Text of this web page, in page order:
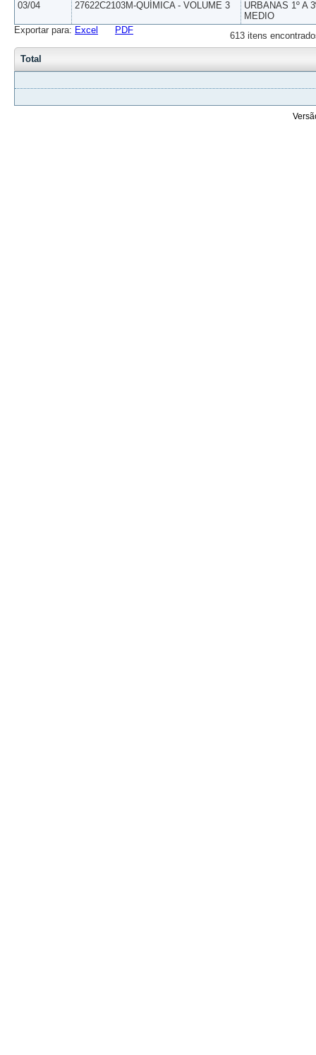
03/04 27622C2103M-QUÍMICA - VOLUME 3
URBANAS 1º A
MEDIO
613 itens
Exportar para: Excel PDF
Total